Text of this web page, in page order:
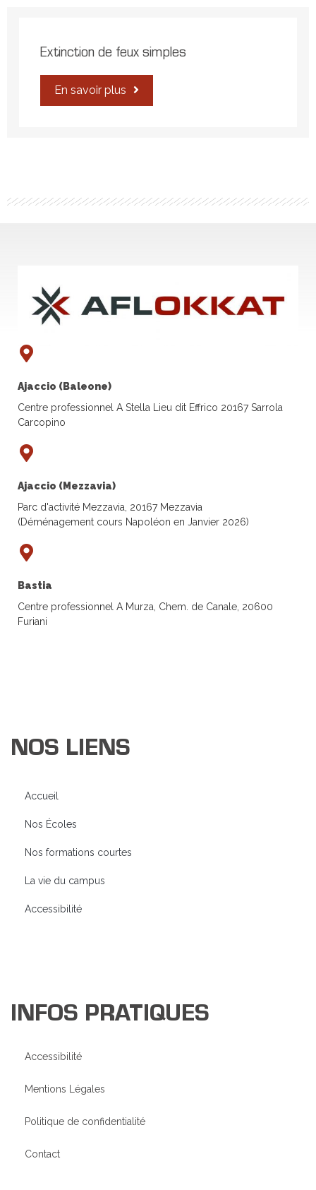
Extinction de feux simples
En savoir plus
Ajaccio (Baleone)
Centre professionnel A Stella Lieu dit Effrico 20167 Sarrola
Carcopino
Ajaccio (Mezzavia)
Parc d'activité Mezzavia, 20167 Mezzavia
(Déménagement cours Napoléon en Janvier 2026)
Bastia
Centre professionnel A Murza, Chem. de Canale, 20600
Furiani
NOS LIENS
Accueil
Nos Écoles
Nos formations courtes
La vie du campus
Accessibilité
INFOS PRATIQUES
Accessibilité
Mentions Légales
Politique de confidentialité
Contact